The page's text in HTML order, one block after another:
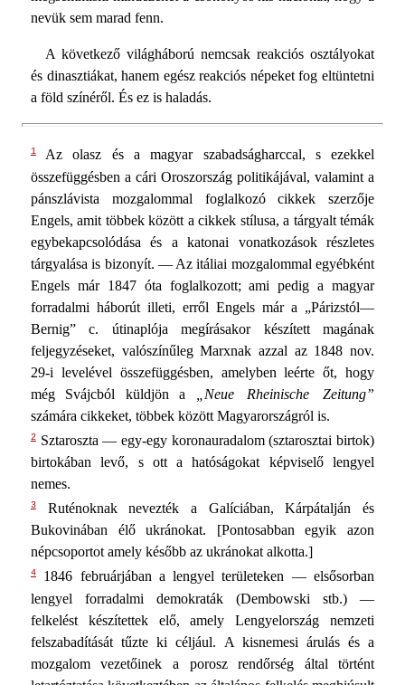
nevük sem marad fenn.
A következő világháború nemcsak reakciós osztályokat
és dinasztiákat, hanem egész reakciós népeket fog eltüntetni
a föld színéről. És ez is haladás.
1Az olasz és a magyar szabadságharccal, s ezekkel
összefüggésben a cári Oroszország politikájával, valamint a
pánszlávista mozgalommal foglalkozó cikkek szerzője
Engels, amit többek között a cikkek stílusa, a tárgyalt témák
egybekapcsolódása és a katonai vonatkozások részletes
tárgyalása is bizonyít. — Az itáliai mozgalommal egyébként
Engels már 1847 óta foglalkozott; ami pedig a magyar
forradalmi háborút illeti, erről Engels már a „Párizstól—
Bernig” c. útinaplója megírásakor készített magának
feljegyzéseket, valószínűleg Marxnak azzal az 1848 nov.
29-i levelével összefüggésben, amelyben leérte őt, hogy
még Svájcból küldjön a
„Neue Rheinische Zeitung”
számára cikkeket, többek között Magyarországról is.
2Sztaroszta — egy-egy koronauradalom (sztarosztai birtok)
birtokában levő, s ott a hatóságokat képviselő lengyel
nemes.
3Ruténoknak nevezték a Galíciában, Kárpátalján és
Bukovinában élő ukránokat. [Pontosabban egyik azon
népcsoportot amely később az ukránokat alkotta.]
41846 februárjában a lengyel területeken — elsősorban
lengyel forradalmi demokraták (Dembowski stb.) —
felkelést készítettek elő, amely Lengyelország nemzeti
felszabadítását tűzte ki céljául. A kisnemesi árulás és a
mozgalom vezetőinek a porosz rendőrség által történt